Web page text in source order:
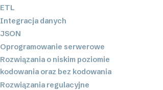
ETL
Integracja danych
JSON
Oprogramowanie serwerowe
Rozwiązania o niskim poziomie
kodowania oraz bez kodowania
Rozwiązania regulacyjne